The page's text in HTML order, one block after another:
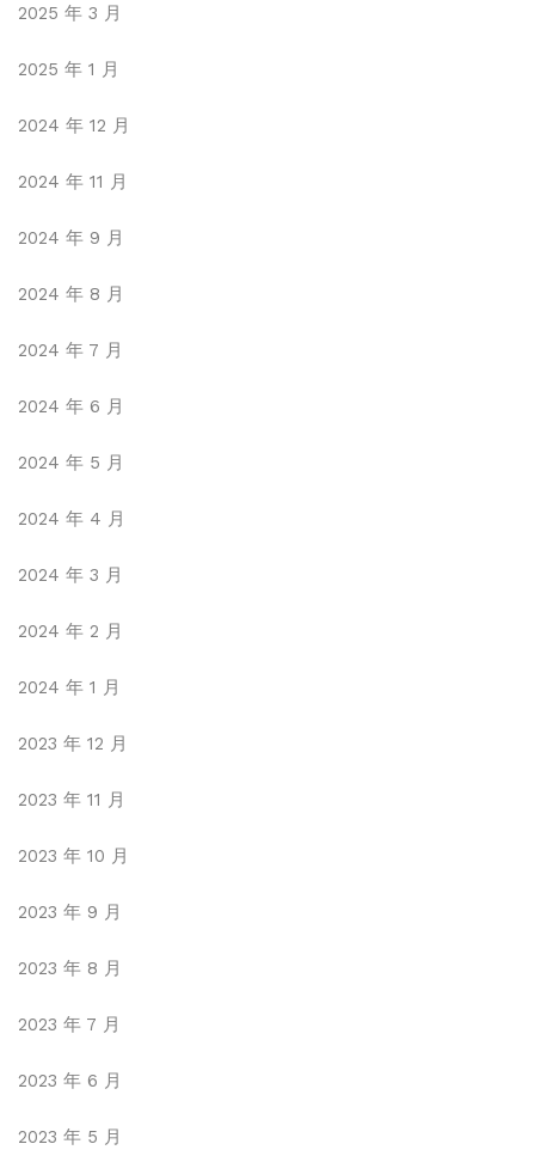
2025 年 3 月
2025 年 1 月
2024 年 12 月
2024 年 11 月
2024 年 9 月
2024 年 8 月
2024 年 7 月
2024 年 6 月
2024 年 5 月
2024 年 4 月
2024 年 3 月
2024 年 2 月
2024 年 1 月
2023 年 12 月
2023 年 11 月
2023 年 10 月
2023 年 9 月
2023 年 8 月
2023 年 7 月
2023 年 6 月
2023 年 5 月